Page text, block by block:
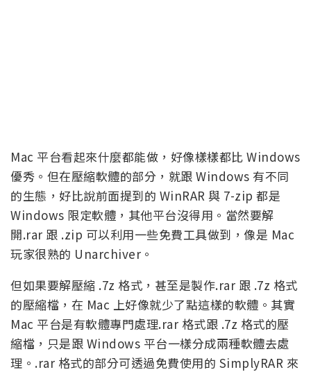
Mac 平台看起來什麼都能做，好像樣樣都比 Windows
優秀。但在壓縮軟體的部分，就跟 Windows 有不同
的生態，好比說前面提到的 WinRAR 與 7-zip 都是
Windows 限定軟體，其他平台沒得用。當然要解
開.rar 跟 .zip 可以利用一些免費工具做到，像是 Mac
玩家很熟的 Unarchiver。
但如果要解壓縮 .7z 格式，甚至是製作.rar 跟 .7z 格式
的壓縮檔，在 Mac 上好像就少了點這樣的軟體。其實
Mac 平台是有軟體專門處理.rar 格式跟 .7z 格式的壓
縮檔，只是跟 Windows 平台一樣分成兩種軟體去處
理。.rar 格式的部分可透過免費使用的 SimplyRAR 來